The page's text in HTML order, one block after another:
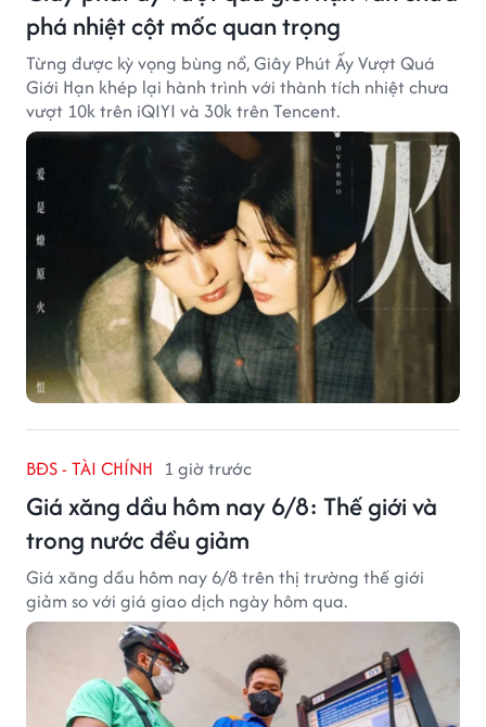
phá nhiệt cột mốc quan trọng
Từng được kỳ vọng bùng nổ, Giây Phút Ấy Vượt Quá
Giới Hạn khép lại hành trình với thành tích nhiệt chưa
vượt 10k trên iQIYI và 30k trên Tencent.
BĐS - TÀI CHÍNH 1 giờ trước
Giá xăng dầu hôm nay 6/8: Thế giới và
trong nước đều giảm
Giá xăng dầu hôm nay 6/8 trên thị trường thế giới
giảm so với giá giao dịch ngày hôm qua.